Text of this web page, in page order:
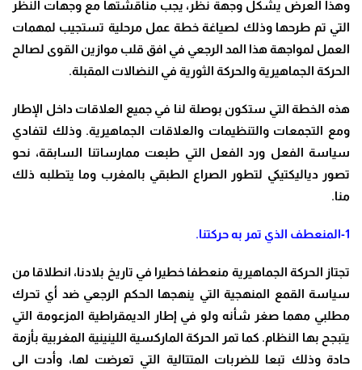
وهذا العرض يشكل وجهة نظر، يجب مناقشتها مع وجهات النظر
التي تم طرحها وذلك لصياغة خطة عمل مرحلية تستجيب لمهمات
العمل لمواجهة هذا المد الرجعي في افق قلب موازين القوى لصالح
الحركة الجماهيرية والحركة الثورية في النضالات المقبلة.
هذه الخطة التي ستكون بوصلة لنا في جميع العلاقات داخل الإطار
ومع التجمعات والتنظيمات والعلاقات الجماهيرية. وذلك لتفادي
سياسة الفعل ورد الفعل التي طبعت ممارساتنا السابقة، نحو
تصور دياليكتيكي لتطور الصراع الطبقي بالمغرب وما يتطلبه ذلك
منا.
1- المنعطف الذي تمر به حركتنا.
تجتاز الحركة الجماهيرية منعطفا خطيرا في تاريخ بلادنا، انطلاقا من
سياسة القمع المنهجية التي ينهجها الحكم الرجعي ضد أي تحرك
مطلبي مهما صغر شأنه ولو في إطار الديمقراطية المزعومة التي
يتبجح بها النظام. كما تمر الحركة الماركسية اللينينية المغربية بأزمة
حادة وذلك تبعا للضربات المتتالية التي تعرضت لها، وأدت الى